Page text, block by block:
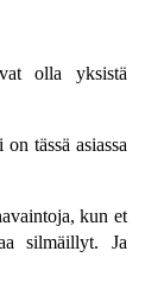
olla yksistä
tässä asiassa
kun et
silmäillyt. Ja